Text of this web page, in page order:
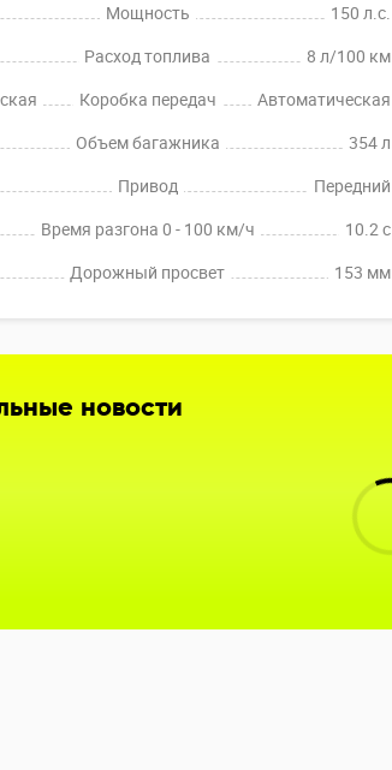
Мощность
150 л.с.
Расход топлива
8 л/100 км
Коробка передач
Автоматическая
Объем багажника
354 л
Привод
Передний
Время разгона 0 - 100 км/ч
10.2 c
Дорожный просвет 153 мм
новости